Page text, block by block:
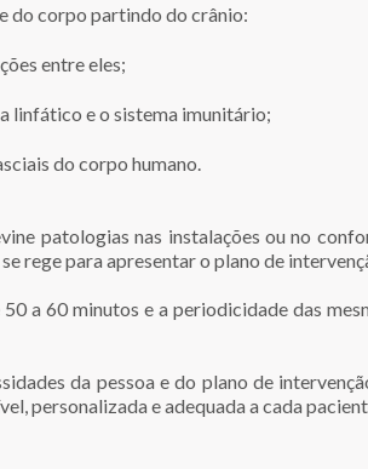
do corpo partindo do crânio:
entre eles;
linfático e o sistema imunitário;
do corpo humano.
patologias nas instalações ou no
se rege para apresentar o plano de
a 60 minutos e a periodicidade das
da pessoa e do plano de
personalizada e adequada a cada